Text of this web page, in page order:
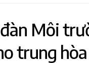
Môi
trung